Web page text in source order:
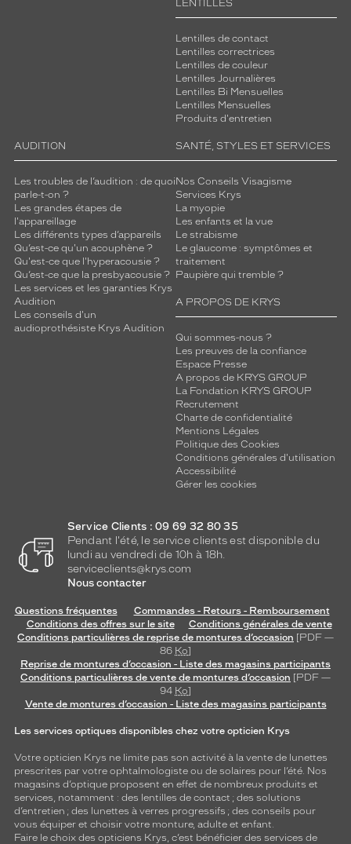
LENTILLES
Lentilles de contact
Lentilles correctrices
Lentilles de couleur
Lentilles Journalières
Lentilles Bi Mensuelles
Lentilles Mensuelles
Produits d'entretien
AUDITION
Les troubles de l’audition : de quoi
parle-t-on ?
Les grandes étapes de
l'appareillage
Les différents types d’appareils
Qu’est-ce qu'un acouphène ?
Qu'est-ce que l'hyperacousie ?
Qu’est-ce que la presbyacousie ?
Les services et les garanties Krys
Audition
Les conseils d'un
audioprothésiste Krys Audition
SANTÉ, STYLES ET SERVICES
Nos Conseils Visagisme
Services Krys
La myopie
Les enfants et la vue
Le strabisme
Le glaucome : symptômes et
traitement
Paupière qui tremble ?
A PROPOS DE KRYS
Qui sommes-nous ?
Les preuves de la confiance
Espace Presse
A propos de KRYS GROUP
La Fondation KRYS GROUP
Recrutement
Charte de confidentialité
Mentions Légales
Politique des Cookies
Conditions générales d'utilisation
Accessibilité
Gérer les cookies
Service Clients : 09 69 32 80 35
Pendant l'été, le service clients est disponible du
lundi au vendredi de 10h à 18h.
serviceclients@krys.com
Nous contacter
Questions fréquentes
Commandes - Retours - Remboursement
Conditions des offres sur le site
Conditions générales de vente
Conditions particulières de reprise de montures d’occasion [PDF —
86 Ko]
Reprise de montures d’occasion - Liste des magasins participants
Conditions particulières de vente de montures d’occasion [PDF —
94 Ko]
Vente de montures d’occasion - Liste des magasins participants
Les services optiques disponibles chez votre opticien Krys
Votre opticien Krys ne limite pas son activité à la vente de lunettes
prescrites par votre ophtalmologiste ou de solaires pour l’été. Nos
magasins d’optique proposent en effet de nombreux produits et
services, notamment : des lentilles de contact ; des solutions
d’entretien ; des lunettes à verres progressifs ; des conseils pour
vous équiper et choisir votre monture, adulte et enfant.
Faire le choix des opticiens Krys, c’est bénéficier des services de